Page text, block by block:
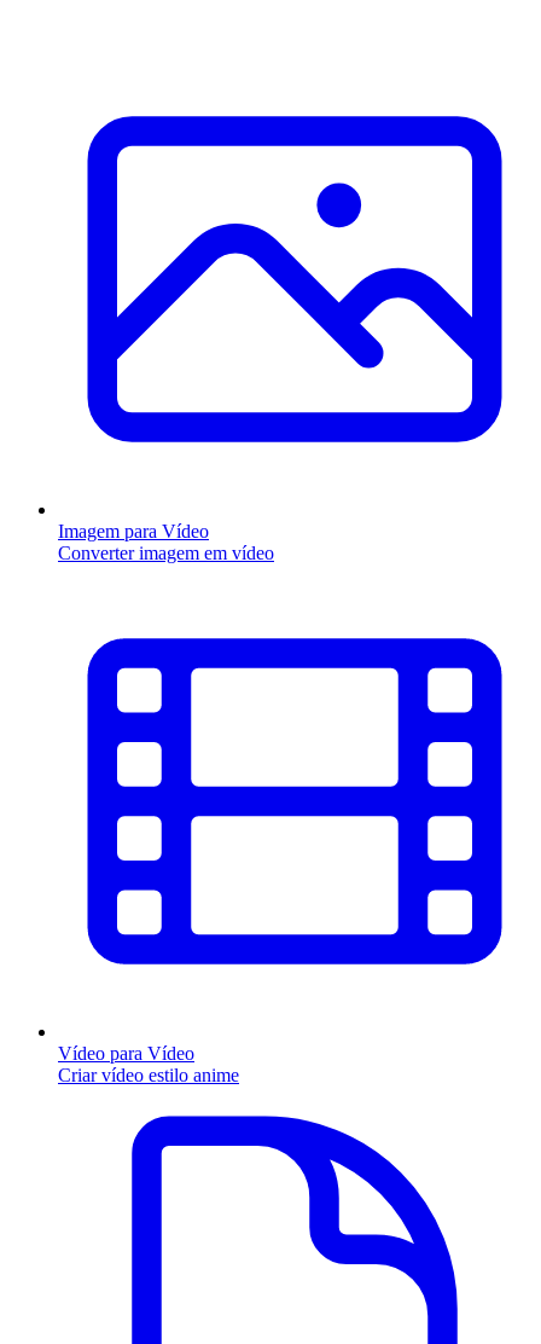
Imagem para Vídeo
Converter imagem em vídeo
Vídeo para Vídeo
Criar vídeo estilo anime